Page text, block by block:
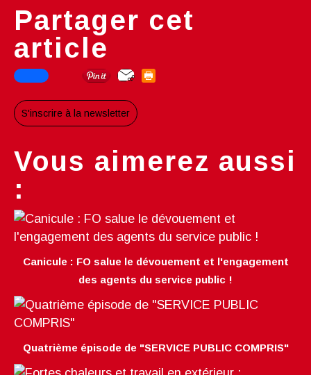
Partager cet
article
S'inscrire à la newsletter
Vous aimerez aussi
:
Canicule : FO salue le dévouement et l'engagement
des agents du service public !
Quatrième épisode de "SERVICE PUBLIC COMPRIS"